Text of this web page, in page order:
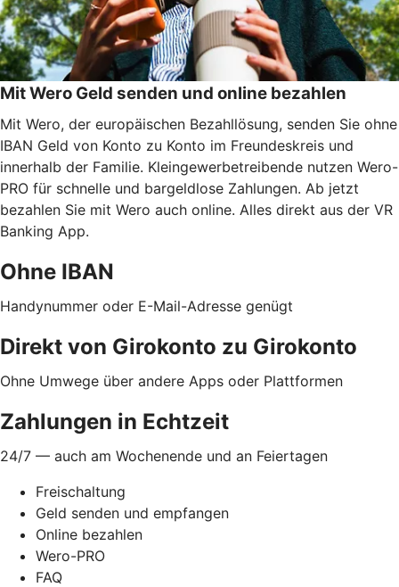
Mit Wero Geld senden und online bezahlen
Mit Wero, der europäischen Bezahllösung, senden Sie ohne
IBAN Geld von Konto zu Konto im Freundeskreis und
innerhalb der Familie. Kleingewerbetreibende nutzen Wero-
PRO für schnelle und bargeldlose Zahlungen. Ab jetzt
bezahlen Sie mit Wero auch online. Alles direkt aus der VR
Banking App.
Ohne IBAN
Handynummer oder E-Mail-Adresse genügt
Direkt von Girokonto zu Girokonto
Ohne Umwege über andere Apps oder Plattformen
Zahlungen in Echtzeit
24/7 — auch am Wochenende und an Feiertagen
Freischaltung
Geld senden und empfangen
Online bezahlen
Wero-PRO
FAQ